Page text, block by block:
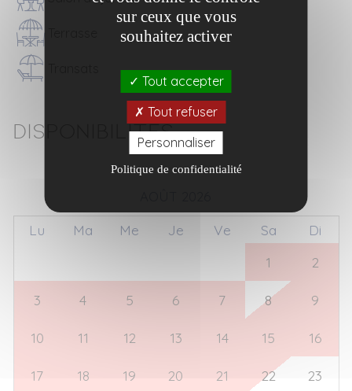
Disponibilités
Lu Ma Me Je Ve Sa
Di
1 2
3 4 5 6 7 8 9
10 11 12 13 14 15 16
17 18 19 20 21 22 23
sur ceux que vous
souhaitez activer
Tout accepter
Tout refuser
Personnaliser
Politique de confidentialité